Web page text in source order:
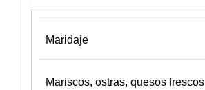
Maridaje
Mariscos, ostras, quesos frescos